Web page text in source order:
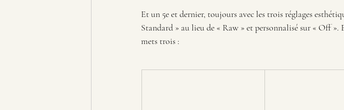
Et un 5e et dernier, toujours avec les trois réglages
Standard » au lieu de « Raw » et personnalisé sur « Off
mets trois :